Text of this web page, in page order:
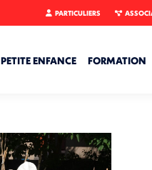
PARTICULIERS
PETITE ENFANCE FORMATION